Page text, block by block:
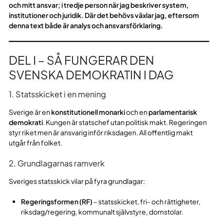
och mitt ansvar; i tredje person när jag beskriver system,
institutioner och juridik. Där det behövs växlar jag, eftersom
denna text både är analys och ansvarsförklaring.
DEL I – SÅ FUNGERAR DEN
SVENSKA DEMOKRATIN I DAG
1. Statsskicket i en mening
Sverige är enkonstitutionell monarkioch enparlamentarisk
demokrati. Kungen är statschef utan politisk makt. Regeringen
styr riket men är ansvarig inför riksdagen. All offentlig makt
utgår från folket.
2. Grundlagarnas ramverk
Sveriges statsskick vilar på fyra grundlagar:
Regeringsformen (RF) – statsskicket, fri- och rättigheter,
riksdag/regering, kommunalt självstyre, domstolar.